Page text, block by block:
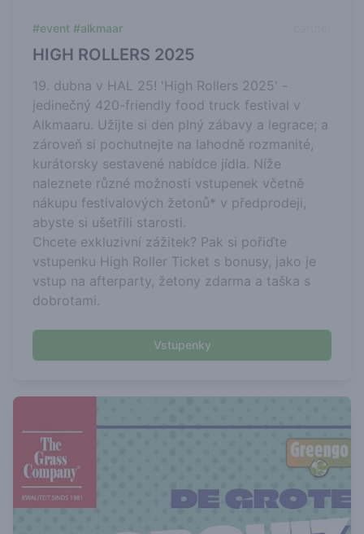
#event #alkmaar
HIGH ROLLERS 2025
19. dubna v HAL 25! 'High Rollers 2025' -
jedinečný 420-friendly food truck festival v
Alkmaaru. Užijte si den plný zábavy a legrace; a
zároveň si pochutnejte na lahodně rozmanité,
kurátorsky sestavené nabídce jídla. Níže
naleznete různé možnosti vstupenek včetně
nákupu festivalových žetonů* v předprodeji,
abyste si ušetřili starosti.
Chcete exkluzivní zážitek? Pak si pořiďte
vstupenku High Roller Ticket s bonusy, jako je
vstup na afterparty, žetony zdarma a taška s
dobrotami.
Vstupenky